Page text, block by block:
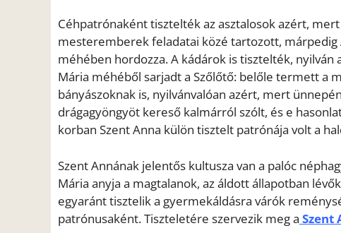
Céhpatrónaként tisztelték az asztalosok azért,
mesteremberek feladatai közé tartozott,
méhében hordozza. A kádárok is tisztelték, nyilván
Mária méhéből sarjadt a Szőlőtő: belőle termett a
bányászoknak is, nyilvánvalóan azért, mert
drágagyöngyöt kereső kalmárról szólt, és e
korban Szent Anna külön tisztelt patrónája volt a
Szent Annának jelentős kultusza van a palóc
Mária anyja a magtalanok, az áldott állapotban
egyaránt tisztelik a gyermekáldásra várók
patrónusaként. Tiszteletére szervezik meg a Szent